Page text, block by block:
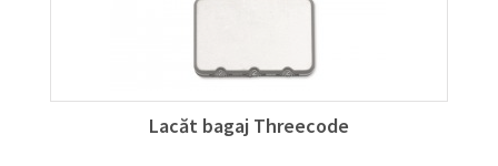
Lacăt bagaj Threecode